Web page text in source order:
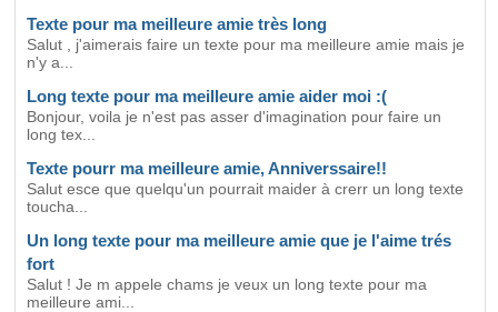
Texte pour ma meilleure amie très long
Salut , j'aimerais faire un texte pour ma meilleure amie mais je
n'y a...
Long texte pour ma meilleure amie aider moi :(
Bonjour, voila je n'est pas asser d'imagination pour faire un
long tex...
Texte pourr ma meilleure amie, Anniverssaire!!
Salut esce que quelqu'un pourrait maider à crerr un long texte
toucha...
Un long texte pour ma meilleure amie que je l'aime trés
fort
Salut ! Je m appele chams je veux un long texte pour ma
meilleure ami...